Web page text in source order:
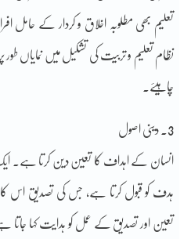
تعلیم بھی مطلوبہ اخلاق و کردار کے حامل
نظام تعلیم و تربیت کی تشکیل میں نمایاں طور
چاہیئے۔
3۔ دینی اصول
انسان کے اہداف کا تعین دین کرتا ہے۔
ہدف کو قبول کرتا ہے، جس کی تصدیق
تعین اور تصدیق کے عمل کو ہدایت کہا جاتا